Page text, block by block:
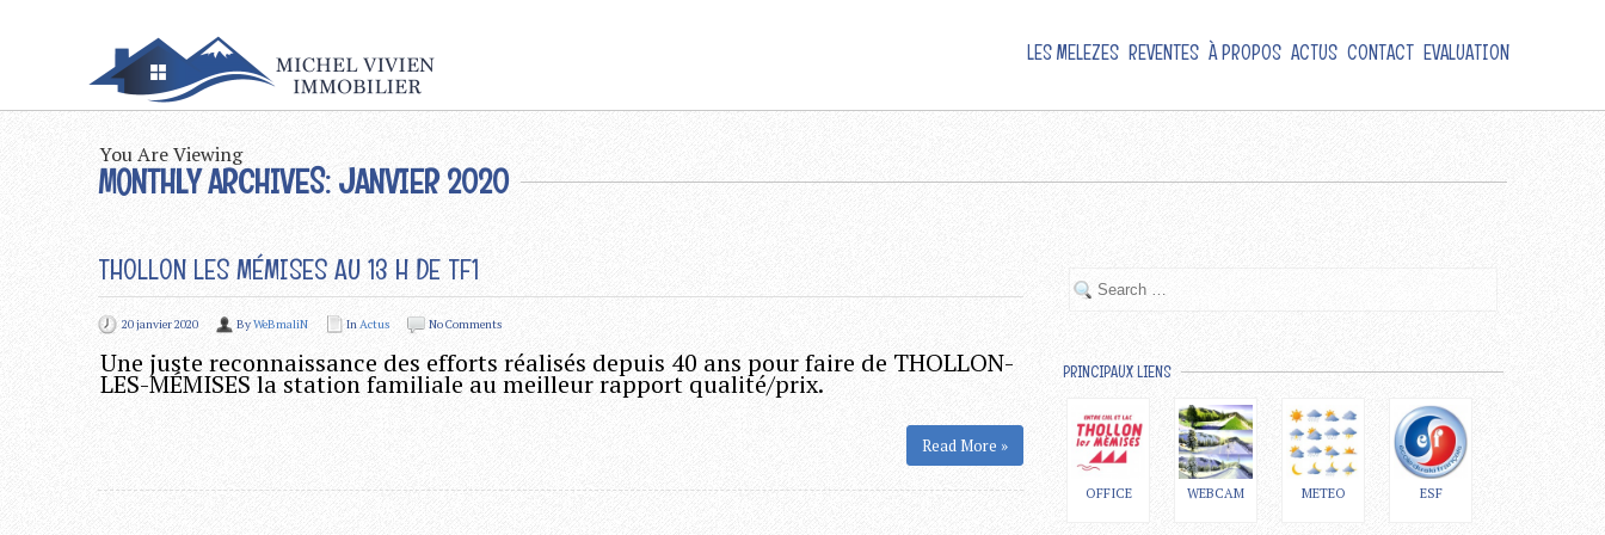
LES MELEZES REVENTES À PROPOS ACTUS CONTACT EVALUATION
You Are Viewing
MONTHLY ARCHIVES: JANVIER 2020
THOLLON LES MÉMISES AU 13 H DE TF1
20 janvier 2020 ByWeBmaliN InActus No Comments
Une juste reconnaissance des efforts réalisés depuis 40 ans pour faire de THOLLON-
LES-MÉMISES la station familiale au meilleur rapport qualité/prix.
Read More »
PRINCIPAUX LIENS
OFFICE WEBCAM METEO ESF